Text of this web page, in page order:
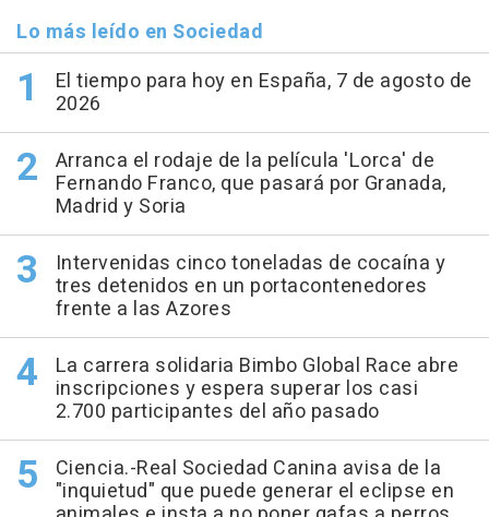
Lo más leído en Sociedad
El tiempo para hoy en España, 7 de agosto de
2026
Arranca el rodaje de la película 'Lorca' de
Fernando Franco, que pasará por Granada,
Madrid y Soria
Intervenidas cinco toneladas de cocaína y
tres detenidos en un portacontenedores
frente a las Azores
La carrera solidaria Bimbo Global Race abre
inscripciones y espera superar los casi
2.700 participantes del año pasado
Ciencia.-Real Sociedad Canina avisa de la
"inquietud" que puede generar el eclipse en